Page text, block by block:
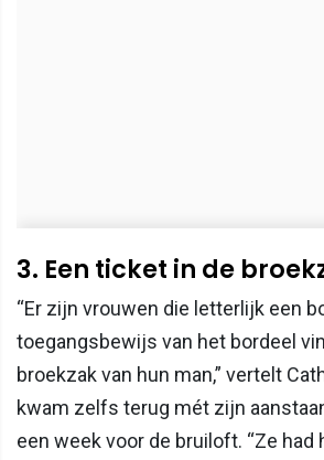
3. Een ticket in de
“Er zijn vrouwen die letterlijk een
toegangsbewijs van het bordeel
broekzak van hun man,” vertelt
kwam zelfs terug mét zijn
een week voor de bruiloft. “Ze had